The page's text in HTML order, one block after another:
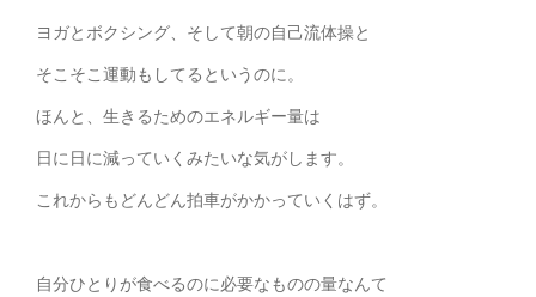
ヨガとボクシング、そして朝の自己流体操と
そこそこ運動もしてるというのに。
ほんと、生きるためのエネルギー量は
日に日に減っていくみたいな気がします。
これからもどんどん拍車がかかっていくはず。
自分ひとりが食べるのに必要なものの量なんて